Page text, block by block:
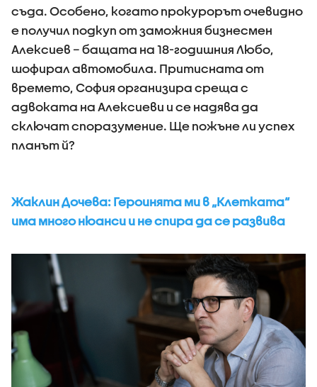
съда. Особено, когато прокурорът очевидно
е получил подкуп от заможния бизнесмен
Алексиев – бащата на 18-годишния Любо,
шофирал автомобила. Притисната от
времето, София организира среща с
адвоката на Алексиеви и се надява да
сключат споразумение. Ще пожъне ли успех
планът й?
Жаклин Дочева: Героинята ми в „Клетката“
има много нюанси и не спира да се развива